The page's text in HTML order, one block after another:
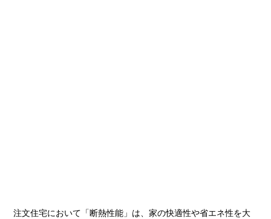
注文住宅において「断熱性能」は、家の快適性や省エネ性を大